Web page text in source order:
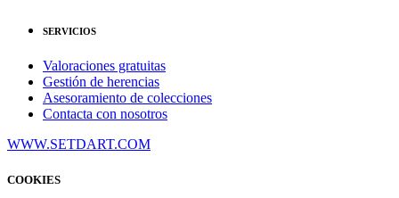
SERVICIOS
Valoraciones gratuitas
Gestión de herencias
Asesoramiento de colecciones
Contacta con nosotros
WWW.SETDART.COM
COOKIES